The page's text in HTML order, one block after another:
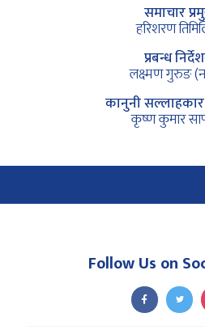
समाचार
हरिशरण
प्रबन्ध
लक्ष्मण गुरुङ
कानुनी
कृष्ण कुमार
Follow Us on